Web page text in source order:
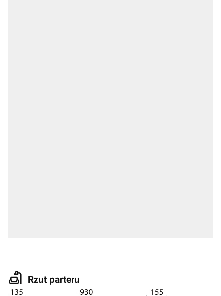
Rzut parteru